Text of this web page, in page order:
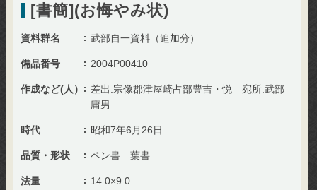
[書簡](お悔やみ状)
資料群名 武部自一資料（追加分）
備品番号 2004P00410
作成など(人）
差出:宗像郡津屋崎占部豊吉・悦 宛所:武部
庸男
時代 昭和7年6月26日
品質・形状 ペン書 葉書
法量 14.0×9.0